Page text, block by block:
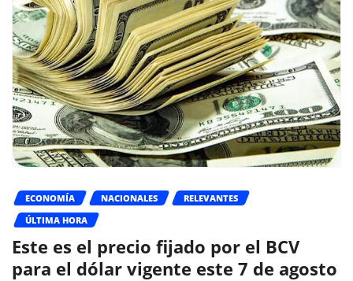
ECONOMÍA NACIONALES
RELEVANTES
ÚLTIMA HORA
Este es el precio fijado por el BCV
para el dólar vigente este 7 de agosto